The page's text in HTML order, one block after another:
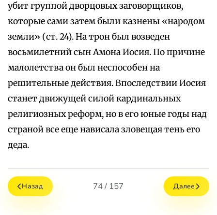
убит группой дворцовых заговорщиков,
которые сами затем были казнены «народом
земли» (ст. 24). На трон был возведен
восьмилетний сын Амона Иосия. По причине
малолетства он был неспособен на
решительные действия. Впоследствии Иосия
станет движущей силой кардинальных
религиозных реформ, но в его юные годы над
страной все еще нависала зловещая тень его
деда.
Назад 74 / 157 Далее